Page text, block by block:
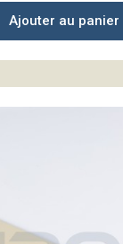
Ajouter au panier